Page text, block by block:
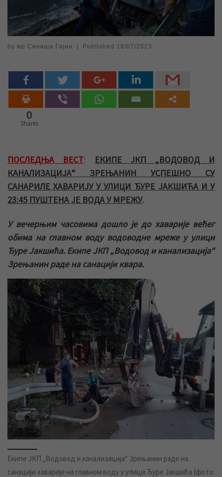
by мр Синиша Гајин Published 18/07/2023
0
Shares
ПОСЛЕДЊА ВЕСТ:
ЕКИПЕ ЈКП „ВОДОВОД И
КАНАЛИЗАЦИЈА“ ЗРЕЊАНИН УСПЕШНО СУ
САНАРИЛЕ ХАВАРИЈУ У УЛИЦИ ЂУРЕ ЈАКШИЋА И У
23:45 ПУШТЕНА ЈЕ ВОДА У МРЕЖУ.
У вечерњим часовима дошло је до хаварије већег
обима на главном воду водоводне мреже у улици
Ђуре Јакшића. Екипе ЈКП „Водовод и канализација“
Зрењанин раде на санацији квара.
Екипе ЈКП „Водовод и канализација“ Зрењанин раде на
санацији хаварије на главном воду у улици Ђуре Јакшића (фото: